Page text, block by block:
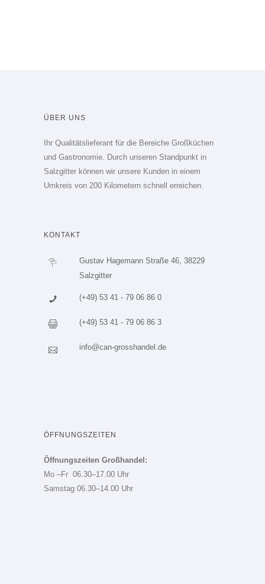
ÜBER UNS
Ihr Qualitätslieferant für die Bereiche Großküchen
und Gastronomie. Durch unseren Standpunkt in
Salzgitter können wir unsere Kunden in einem
Umkreis von 200 Kilometern schnell erreichen.
KONTAKT
Gustav Hagemann Straße 46, 38229
Salzgitter
(+49) 53 41 - 79 06 86 0
(+49) 53 41 - 79 06 86 3
info@can-grosshandel.de
ÖFFNUNGSZEITEN
Öffnungszeiten Großhandel:
Mo –Fr 06.30–17.00 Uhr
Samstag 06.30–14.00 Uhr